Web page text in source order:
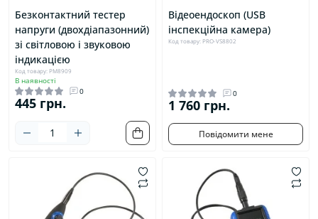
Безконтактний тестер
напруги (двохдіапазонний)
зі світловою і звуковою
індикацією
Код товару: PM8909
В наявності
0
445 грн.
Відеоендоскоп (USB
інспекційна камера)
Код товару: PRO-VS8802
0
1 760 грн.
Повідомити мене